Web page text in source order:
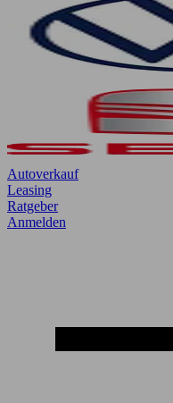
Autoverkauf
Leasing
Ratgeber
Anmelden